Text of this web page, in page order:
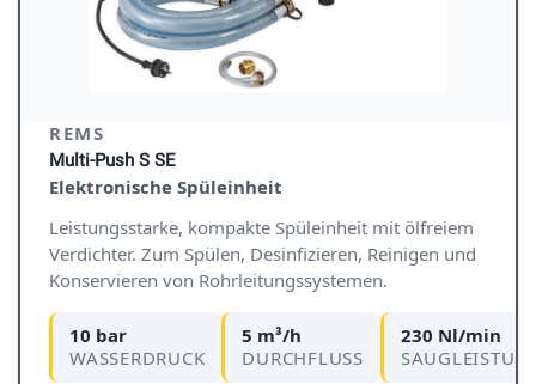
REMS
Multi-Push S SE
Elektronische Spüleinheit
Leistungsstarke, kompakte Spüleinheit mit ölfreiem
Verdichter. Zum Spülen, Desinfizieren, Reinigen und
Konservieren von Rohrleitungssystemen.
10 bar
WASSERDRUCK
5 m³/h
DURCHFLUSS
230 Nl/min